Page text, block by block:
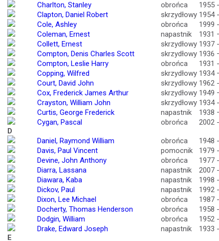
Charlton, Stanley
obrońca
1955
Clapton, Daniel Robert
skrzydłowy 1954
Cole, Ashley
obrońca
1999
Coleman, Ernest
napastnik
1931
Collett, Ernest
skrzydłowy 1937
Compton, Denis Charles Scott
skrzydłowy 1936
Compton, Leslie Harry
obrońca
1931
Copping, Wilfred
skrzydłowy 1934
Court, David John
skrzydłowy 1962
Cox, Frederick James Arthur
skrzydłowy 1949
Crayston, William John
skrzydłowy 1934
Curtis, George Frederick
napastnik
1938
Cygan, Pascal
obrońca
2002
D
Daniel, Raymond William
obrońca
1948
Davis, Paul Vincent
pomocnik
1979
Devine, John Anthony
obrońca
1977
Diarra, Lassana
napastnik
2007
Diawara, Kaba
napastnik
1998
Dickov, Paul
napastnik
1992
Dixon, Lee Michael
obrońca
1987
Docherty, Thomas Henderson
obrońca
1958
Dodgin, William
obrońca
1952
Drake, Edward Joseph
napastnik
1933
E